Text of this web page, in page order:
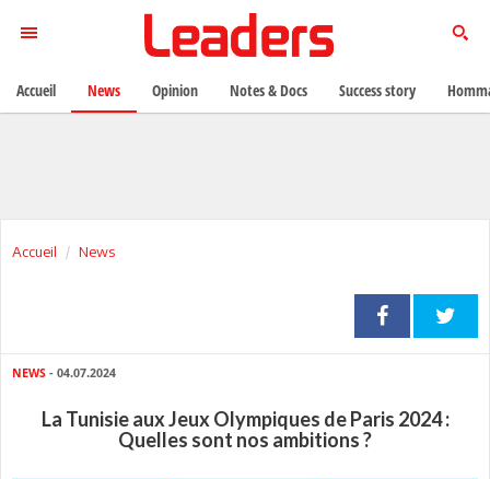
Accueil News
NEWS - 04.07.2024
La Tunisie aux Jeux Olympiques de Paris 2024 :
Quelles sont nos ambitions ?
Accueil News Opinion Notes & Docs Success story